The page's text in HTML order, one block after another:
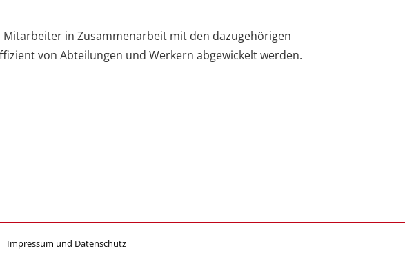
in Zusammenarbeit mit den dazugehörigen
von Abteilungen und Werkern abgewickelt werden.
Impressum und Datenschutz